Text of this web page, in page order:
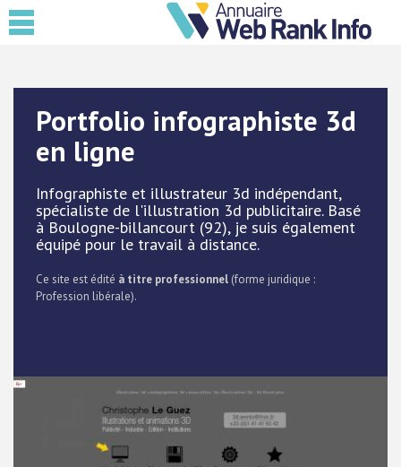
Portfolio infographiste 3d
en ligne
Infographiste et illustrateur 3d indépendant,
spécialiste de l'illustration 3d publicitaire. Basé
à Boulogne-billancourt (92), je suis également
équipé pour le travail à distance.
Ce site est édité à titre professionnel (forme juridique :
Profession libérale).